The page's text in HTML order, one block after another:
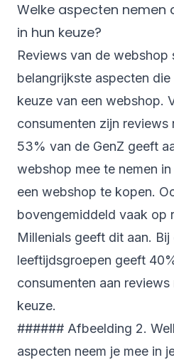
Welke aspecten nemen
in hun keuze?
Reviews van de webshop
belangrijkste aspecten
keuze van een webshop.
consumenten zijn reviews
53% van de GenZ geeft
webshop mee te nemen
een webshop te kopen.
bovengemiddeld vaak op
Millenials geeft dit aan.
leeftijdsgroepen geeft
consumenten aan reviews
keuze.
###### Afbeelding 2.
aspecten neem je mee in